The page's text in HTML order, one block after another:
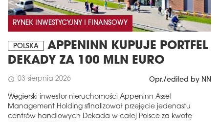
RYNEK INWESTYCYJNY I FINANSOWY
POLSKA
APPENINN KUPUJE PORTFEL
DEKADY ZA 100 MLN EURO
schedule 03 sierpnia 2026 Opr./edited by NN
Węgierski inwestor nieruchomości Appeninn Asset
Management Holding sfinalizował przejęcie jedenastu
centrów handlowych Dekada w całej Polsce za kwotę